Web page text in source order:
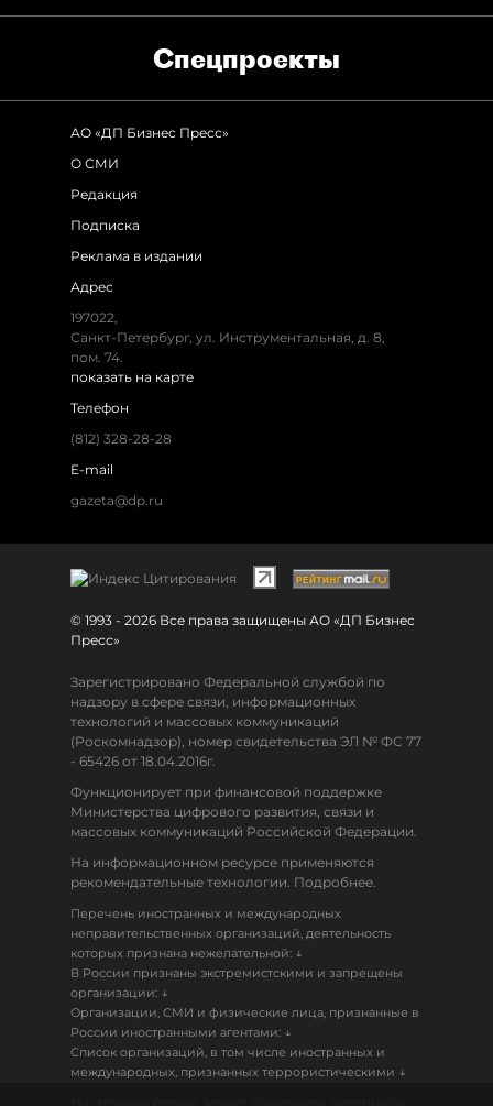
Спец­проекты
АО «ДП Бизнес Пресс»
О СМИ
Редакция
Подписка
Реклама в издании
Адрес
197022,
Санкт-Петербург, ул. Инструментальная, д. 8,
пом. 74.
показать на карте
Телефон
(812) 328-28-28
E-mail
gazeta@dp.ru
© 1993 - 2026 Все права защищены АО «ДП Бизнес
Пресс»
Зарегистрировано Федеральной службой по
надзору в сфере связи, информационных
технологий и массовых коммуникаций
(Роскомнадзор), номер свидетельства ЭЛ № ФС 77
- 65426 от 18.04.2016г.
Функционирует при финансовой поддержке
Министерства цифрового развития, связи и
массовых коммуникаций Российской Федерации.
На информационном ресурсе применяются
рекомендательные технологии. Подробнее.
Перечень иностранных и международных
неправительственных организаций, деятельность
которых признана нежелательной: ↓
В России признаны экстремистскими и запрещены
организации: ↓
Организации, СМИ и физические лица, признанные в
России иностранными агентами: ↓
Список организаций, в том числе иностранных и
международных, признанных террористическими ↓